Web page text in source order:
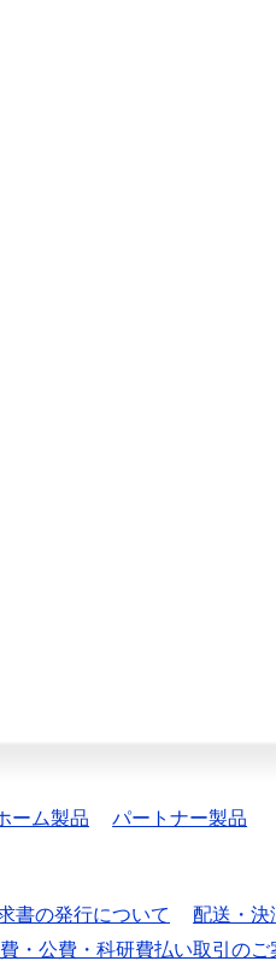
ーム製品 パートナー製品
書の発行について 配送・決
・公費・科研費払い取引のご